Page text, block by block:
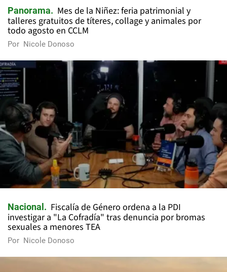
Panorama
Mes de la Niñez: feria patrimonial y
talleres gratuitos de títeres, collage y animales por
todo agosto en CCLM
Por Nicole Donoso
Nacional
Fiscalía de Género ordena a la PDI
investigar a "La Cofradía" tras denuncia por bromas
sexuales a menores TEA
Por Nicole Donoso